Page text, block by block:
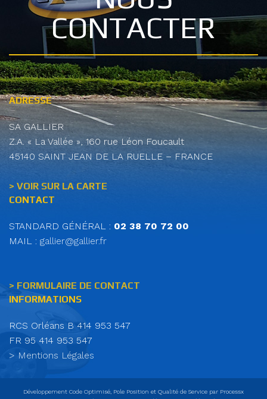
CONTACTER
ADRESSE
SA GALLIER
Z.A. « La Vallée », 160 rue Léon Foucault
45140 SAINT JEAN DE LA RUELLE – FRANCE
> VOIR SUR LA CARTE
CONTACT
STANDARD GÉNÉRAL : 02 38 70 72 00
MAIL : gallier@gallier.fr
> FORMULAIRE DE CONTACT
INFORMATIONS
RCS Orléans B 414 953 547
FR 95 414 953 547
> Mentions Légales
Développement Code Optimisé, Pole Position et Qualité de Service par Processx